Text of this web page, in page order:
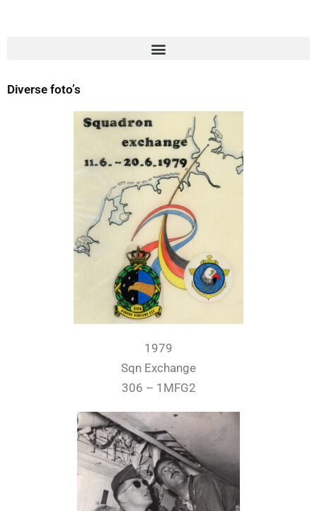
Diverse foto’s
1979
Sqn Exchange
306 – 1MFG2